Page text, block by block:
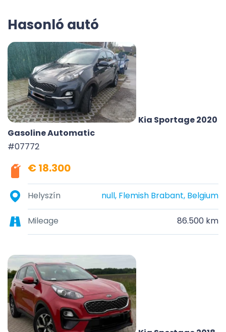
Hasonló autó
Kia Sportage 2020
Gasoline Automatic
#07772
€ 18.300
Helyszín null, Flemish Brabant, Belgium
Mileage 86.500 km